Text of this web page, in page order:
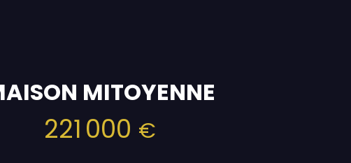
MITOYENNE
221 000 €